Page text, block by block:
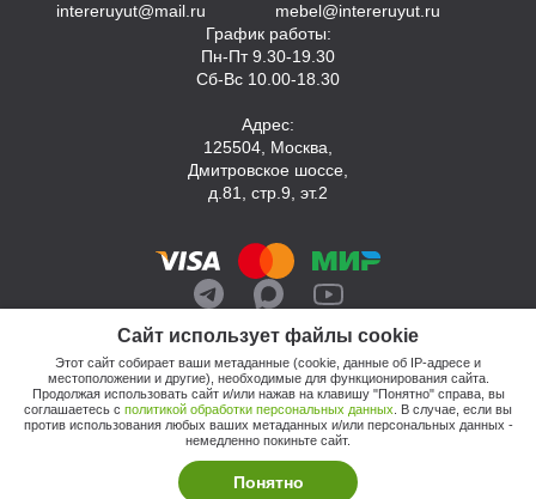
Сайт использует файлы cookie
Этот сайт собирает ваши метаданные (cookie, данные об IP-адресе и
местоположении и другие), необходимые для функционирования сайта.
Продолжая использовать сайт и/или нажав на клавишу "Понятно" справа, вы
соглашаетесь с политикой обработки персональных данных . В случае, если вы
против использования любых ваших метаданных и/или персональных данных -
немедленно покиньте сайт.
Понятно
intereruyut@mail.ru
mebel@intereruyut.ru
График работы:
Пн-Пт 9.30-19.30
Сб-Вс 10.00-18.30
Адрес:
125504, Москва,
Дмитровское шоссе,
д.81, стр.9, эт.2
© 2026, Компания «Интерьер Уют»
Политика обработки персональных данных
Этот сайт продвигает: Кузнецов Анатолий